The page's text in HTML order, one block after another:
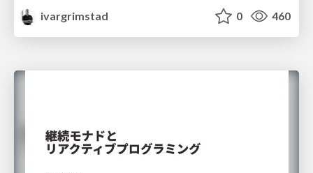
ivargrimstad
0 460